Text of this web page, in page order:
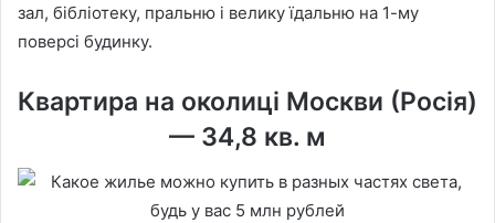
зал, бібліотеку, пральню і велику їдальню на 1-му
поверсі будинку.
Квартира на околиці Москви (Росія)
— 34,8 кв. м